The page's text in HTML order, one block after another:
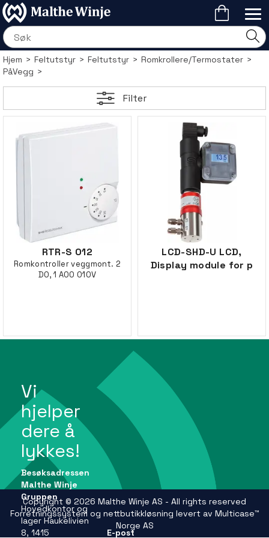
Hjem>Feltutstyr>Feltutstyr>Romkrollere/Termostater>
PåVegg>
Filter
RTR-S 012
Romkontroller veggmont. 2
DO, 1 AO0 010V
LCD-SHD-U LCD,
Display module for p
Vi
hjelper
dere å
lykkes!
Besøksadressen
Malthe Winje
Gruppen
Hovedkontor og
lager Haukelivien
8, 1415
E-post
Copyright © 2026 Malthe Winje AS - All rights reserved
Forretningssystem og nettbutikkløsning levert av Multicase™
Norge AS